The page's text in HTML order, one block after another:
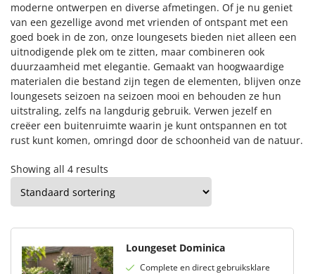
moderne ontwerpen en diverse afmetingen. Of je nu geniet
van een gezellige avond met vrienden of ontspant met een
goed boek in de zon, onze loungesets bieden niet alleen een
uitnodigende plek om te zitten, maar combineren ook
duurzaamheid met elegantie. Gemaakt van hoogwaardige
materialen die bestand zijn tegen de elementen, blijven onze
loungesets seizoen na seizoen mooi en behouden ze hun
uitstraling, zelfs na langdurig gebruik. Verwen jezelf en
creëer een buitenruimte waarin je kunt ontspannen en tot
rust kunt komen, omringd door de schoonheid van de natuur.
Showing all 4 results
Loungeset Dominica
Complete en direct gebruiksklare